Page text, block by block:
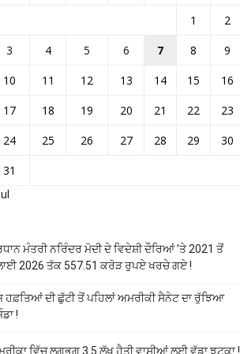
1
2
3
4 5 6 7 8
9
10
11 12 13 14 15
16
17
18 19 20 21 22
23
24
25 26 27 28 29
30
31
ਮੰਤਰੀ ਨਰਿੰਦਰ ਮੋਦੀ ਦੇ ਵਿਦੇਸ਼ੀ ਦੌਰਿਆਂ ’ਤੇ 2021 ਤੋਂ
2026 ਤੱਕ 557.51 ਕਰੋੜ ਰੁਪਏ ਖਰਚੇ ਗਏ !
ਹਫ਼ਤਿਆਂ ਦੀ ਛੁੱਟੀ ਤੋਂ ਪਹਿਲਾਂ ਅਮਰੀਕੀ ਸੈਨੇਟ ਦਾ ਰੁੱਝਿਆ
!
ਵਿੱਚ ਲਗਭਗ 3.5 ਲੱਖ ਹੈਤੀ ਵਾਸੀਆਂ ਲਈ ਵੱਡਾ ਝਟਕਾ !